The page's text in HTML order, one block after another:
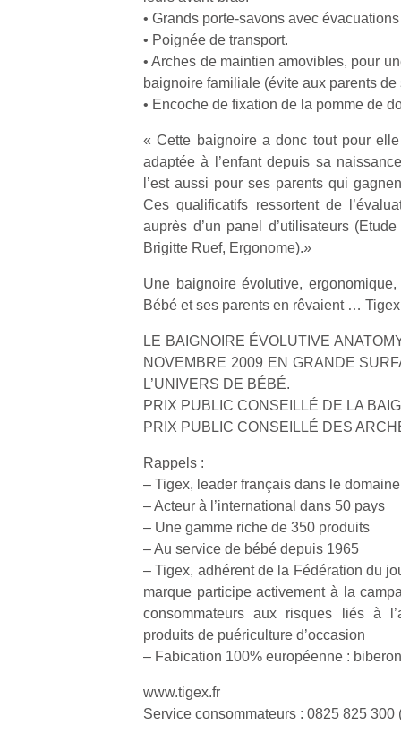
• Grands porte-savons avec évacuations
• Poignée de transport.
• Arches de maintien amovibles, pour
baignoire familiale (évite aux parents de
• Encoche de fixation de la pomme de
« Cette baignoire a donc tout pour
adaptée à l’enfant depuis sa
l’est aussi pour ses parents qui
Ces qualificatifs ressortent de
auprès d’un panel d’utilisateurs
Brigitte Ruef, Ergonome).»
Une baignoire évolutive,
Bébé et ses parents en rêvaient … Tigex
LE BAIGNOIRE ÉVOLUTIVE
NOVEMBRE 2009 EN GRANDE
L’UNIVERS DE BÉBÉ.
PRIX PUBLIC CONSEILLÉ DE LA
PRIX PUBLIC CONSEILLÉ DES
Rappels :
– Tigex, leader français dans le
– Acteur à l’international dans 50 pays
– Une gamme riche de 350 produits
– Au service de bébé depuis 1965
– Tigex, adhérent de la Fédération du
marque participe activement à la
consommateurs aux risques liés à
produits de puériculture d’occasion
– Fabication 100% européenne :
www.tigex.fr
Service consommateurs : 0825 825 300
NextGen,
nouvelle
enfants
débordent
souvent
d’énergie.
Varier les
occupations
n’est pas
toujours
simple.
Conjuguer
divertissement,
activité
ou
grands et
les petits !
Durant les
et avec le
retour des
beaux
jours, c’est
l’occasion
rêvée
pour les
enfants
de…